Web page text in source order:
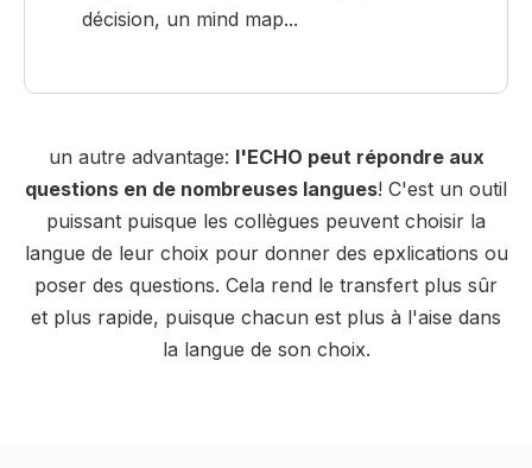
décision, un mind map...
un autre advantage: l'ECHO peut répondre aux
questions en de nombreuses langues! C'est un outil
puissant puisque les collègues peuvent choisir la
langue de leur choix pour donner des epxlications ou
poser des questions. Cela rend le transfert plus sûr
et plus rapide, puisque chacun est plus à l'aise dans
la langue de son choix.